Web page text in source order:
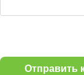
Отправить